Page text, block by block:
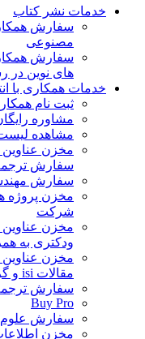
خدمات نشر کتاب
سفارش
مصنوعی
سفارش
های نوین در
خدمات همکاری با
ثبت نام
مشاوره
مشاهده
مخزن عناوین
سفارش
سفارش
مخزن پروژه
شرکت
مخزن عناوین
ودکتری به
مخزن
مقالات isi و گرفتن اکسپت
سفارش
Buy Pro
سفارش علوم
مخزن